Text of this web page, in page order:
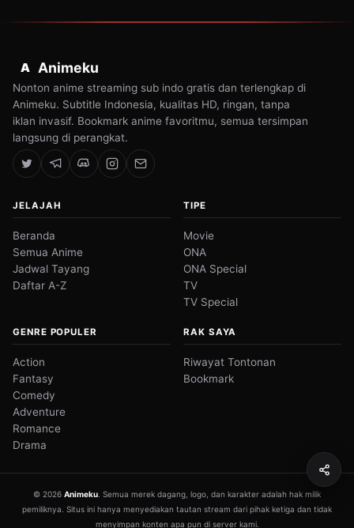
A Animeku
Nonton anime streaming sub indo gratis dan terlengkap di
Animeku. Subtitle Indonesia, kualitas HD, ringan, tanpa
iklan invasif. Bookmark anime favoritmu, semua tersimpan
langsung di perangkat.
JELAJAH
Beranda
Semua Anime
Jadwal Tayang
Daftar A-Z
TIPE
Movie
ONA
ONA Special
TV
TV Special
GENRE POPULER
Action
Fantasy
Comedy
Adventure
Romance
Drama
RAK SAYA
Riwayat Tontonan
Bookmark
© 2026 Animeku. Semua merek dagang, logo, dan karakter adalah hak milik
pemiliknya. Situs ini hanya menyediakan tautan stream dari pihak ketiga dan tidak
menyimpan konten apa pun di server kami.